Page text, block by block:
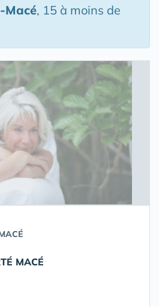
Macé, 15 à moins de
MACÉ